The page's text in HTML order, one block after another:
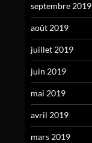
septembre 2019
août 2019
juillet 2019
juin 2019
mai 2019
avril 2019
mars 2019